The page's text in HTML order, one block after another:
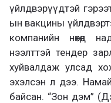
үйлдвэрүүдтэй
ын вакцины
компанийн нөхөд
нээлттэй тендер
хуйвалдаж улсад
эхэлсэн л дээ.
байсан. “Зон дэм”